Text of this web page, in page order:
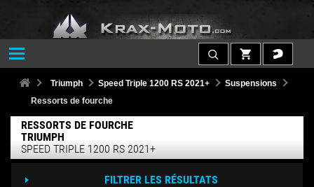
Triumph Speed Triple 1200 RS 2021+
Suspensions
Ressorts de fourche
RESSORTS DE FOURCHE
TRIUMPH
SPEED TRIPLE 1200 RS 2021+
FILTRER LES RÉSULTATS